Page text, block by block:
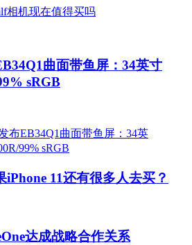
曲面带鱼屏：34英寸
sRGB
iPhone 11还有很多人去买？
达成战略合作关系